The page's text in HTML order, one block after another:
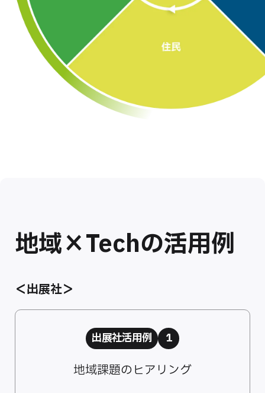
地域×Techの活用例
＜出展社＞
出展社活用例 1
地域課題のヒアリング